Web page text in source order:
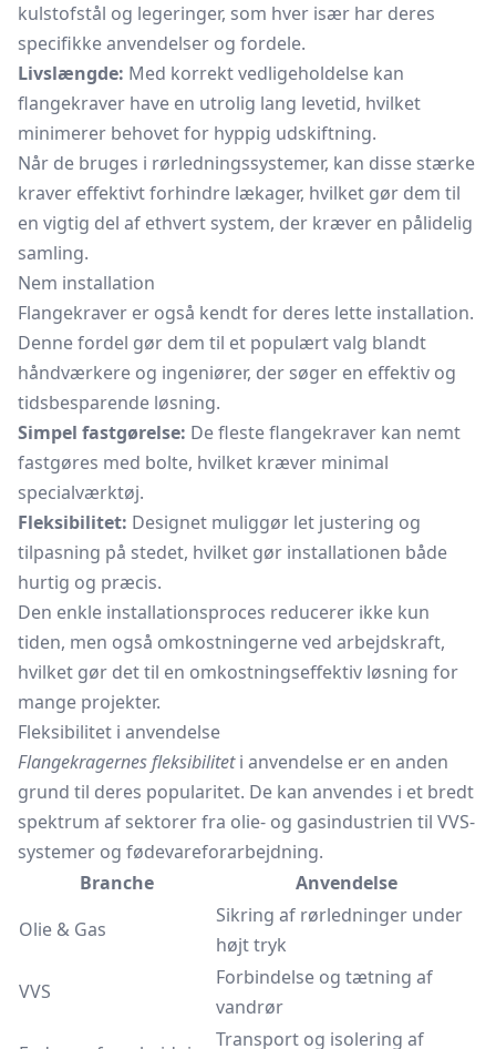
kulstofstål og legeringer, som hver især har deres
specifikke anvendelser og fordele.
Livslængde: Med korrekt vedligeholdelse kan
flangekraver have en utrolig lang levetid, hvilket
minimerer behovet for hyppig udskiftning.
Når de bruges i rørledningssystemer, kan disse stærke
kraver effektivt forhindre lækager, hvilket gør dem til
en vigtig del af ethvert system, der kræver en pålidelig
samling.
Nem installation
Flangekraver er også kendt for deres lette installation.
Denne fordel gør dem til et populært valg blandt
håndværkere og ingeniører, der søger en effektiv og
tidsbesparende løsning.
Simpel fastgørelse: De fleste flangekraver kan nemt
fastgøres med bolte, hvilket kræver minimal
specialværktøj.
Fleksibilitet: Designet muliggør let justering og
tilpasning på stedet, hvilket gør installationen både
hurtig og præcis.
Den enkle installationsproces reducerer ikke kun
tiden, men også omkostningerne ved arbejdskraft,
hvilket gør det til en omkostningseffektiv løsning for
mange projekter.
Fleksibilitet i anvendelse
Flangekragernes fleksibiliteti anvendelse er en anden
grund til deres popularitet. De kan anvendes i et bredt
spektrum af sektorer fra olie- og gasindustrien til VVS-
systemer og fødevareforarbejdning.
Branche
Anvendelse
Olie & Gas
Sikring af rørledninger under
højt tryk
VVS
Forbindelse og tætning af
vandrør
Transport og isolering af